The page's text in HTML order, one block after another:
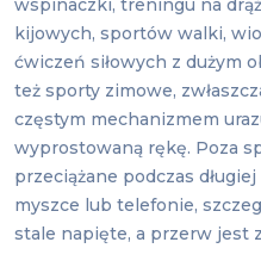
wspinaczki, treningu na
kijowych, sportów walki,
ćwiczeń siłowych z dużym
też sporty zimowe,
częstym mechanizmem
wyprostowaną rękę. Poza
przeciążane podczas
myszce lub telefonie,
stale napięte, a przerw jest